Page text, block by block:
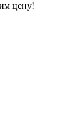
цену!